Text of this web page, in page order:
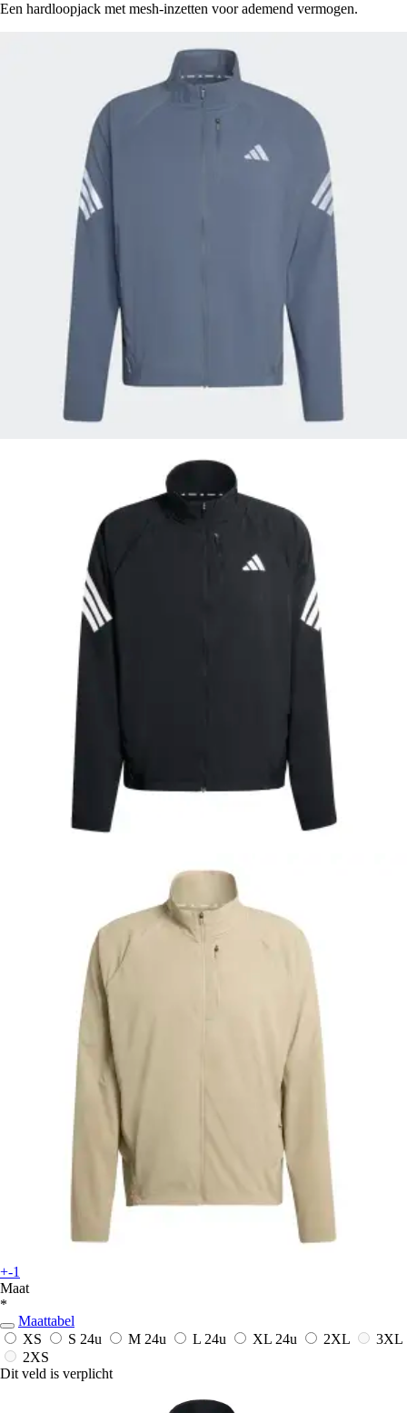
Een hardloopjack met mesh-inzetten voor ademend vermogen.
+-1
Maat
*
Maattabel
XS
S 24u M 24u L 24u XL 24u 2XL
3XL
2XS
Dit veld is verplicht